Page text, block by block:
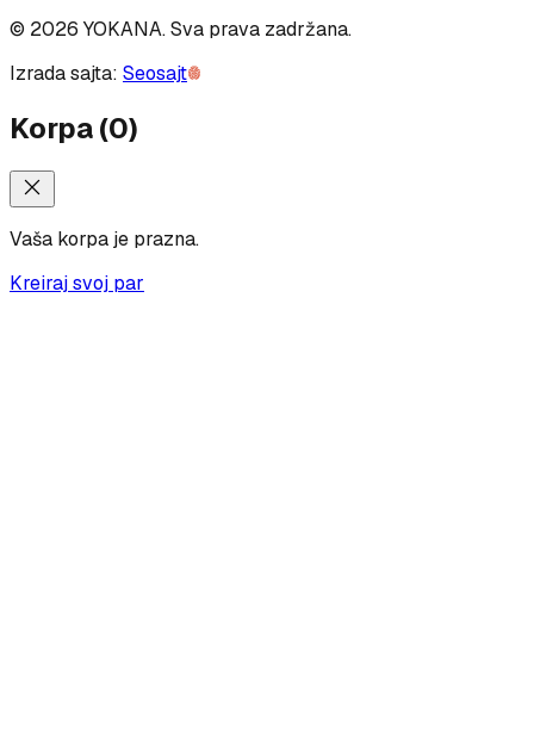
© 2026 YOKANA.Sva prava zadržana.
Izrada sajta: Seosajt
Korpa(0)
Vaša korpa je prazna.
Kreiraj svoj par